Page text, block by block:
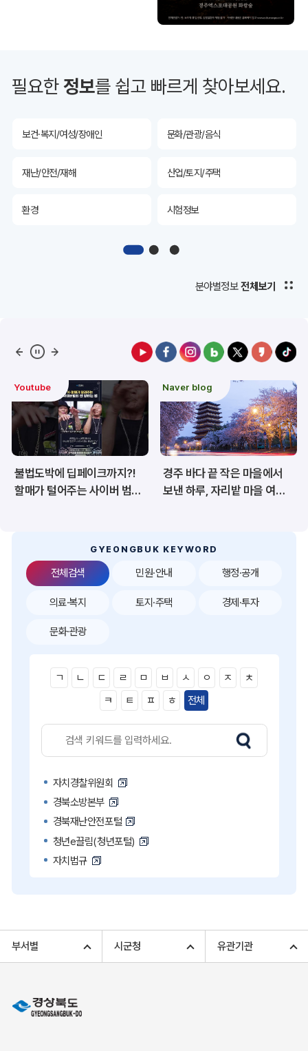
필요한정보를 쉽고 빠르게 찾아보세요.
공공데이터&통계
산림 해양/수산
보건·복지/여성/장애인 문화/관광/음식
재난/안전/재해 산업/토지/주택
환경 시험정보
디지털아카이브
공공데이터&통계
산림 해양/수산
보건·복지/여성/장애인 문화/관광/음식
재난/안전/재해 산업/토지/주택
환경 시험정보
공공데이터&통계
분야별정보 전체보기
Naver blog
경주 바다 끝 작은 마을에서
보낸 하루, 자리밭 마을 여름
도정 주요이슈
경북 백두대간 트레일6
챌린지, 6월 20일 상주서
GYEONGBUK KEYWORD
전체검색
ㄱ ㄴ ㄷ ㄹ ㅁ ㅂ ㅅ ㅇ ㅈ
ㅊ
ㅋ
ㅌ ㅍ ㅎ 전체
자치경찰위원회
경북소방본부
경북재난안전포털
청년e끌림(청년포털)
자치법규
고향사랑기부 아너스 클럽
민원상담
민원안내
민원·안내 행정·공개
의료·복지 토지·주택 경제·투자
문화·관광
부서별 시군청 유관기관